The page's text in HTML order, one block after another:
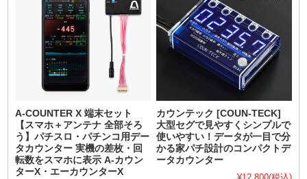
A-COUNTER X 端末セット
【スマホ＋アンテナ 全部そろ
う】パチスロ・パチンコ用デー
タカウンター 実機の差枚・回
転数をスマホに表示 A-カウン
ターX・エーカウンターX
カウンテック [COUN-TECK]
大型セグで見やすくシンプルで
使いやすい！データが一目で分
かる家パチ設計のコンパクトデ
ータカウンター